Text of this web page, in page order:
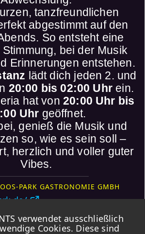
tanzfreundlichen
abgestimmt auf den
So entsteht eine
bei der Musik
Erinnerungen entstehen.
lädt dich jeden 2. und
20:00 bis 02:00 Uhr ein.
hat von 20:00 Uhr bis
Uhr geöffnet.
genieß die Musik und
so, wie es sein soll –
herzlich und voller guter
Vibes.
PARK GASTRONOMIE GMBH
verwendet ausschließlich
Cookies. Diese sind